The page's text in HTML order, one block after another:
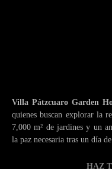
Villa Pátzcuaro Garden
quienes buscan explorar la
7,000 m² de jardines y un
la paz necesaria tras un día
HAZ